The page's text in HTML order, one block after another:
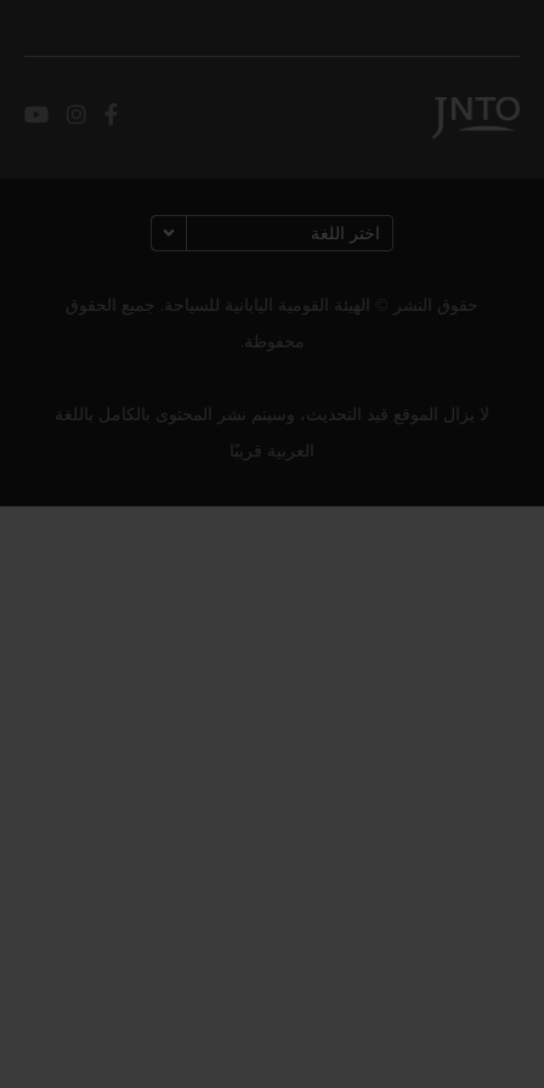
حقوق النشر © الهيئة القومية اليابانية للسياحة. جميع الحقوق
محفوظة.
لا يزال الموقع قيد التحديث، وسيتم نشر المحتوى بالكامل باللغة
العربية قريبًا